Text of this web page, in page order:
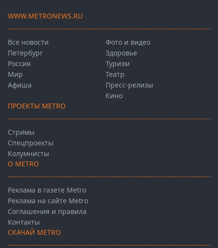
WWW.METRONEWS.RU
Все новости
Петербург
Россия
Мир
Афиша
Фото и видео
Здоровье
Туризм
Театр
Пресс-релизы
Кино
ПРОЕКТЫ METRO
Стримы
Спецпроекты
Колумнисты
О METRO
Реклама в газете Metro
Реклама на сайте Metro
Соглашения и правила
Контакты
СКАЧАЙ METRO